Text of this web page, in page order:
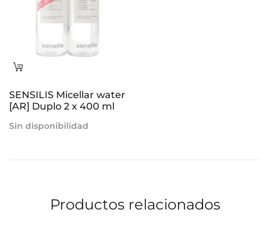
Leer
SENSILIS Micellar water
[AR] Duplo 2 x 400 ml
Sin disponibilidad
Productos relacionados